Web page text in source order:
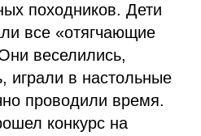
походников. Дети
все «отягчающие
веселились,
играли в настольные
проводили время.
конкурс на